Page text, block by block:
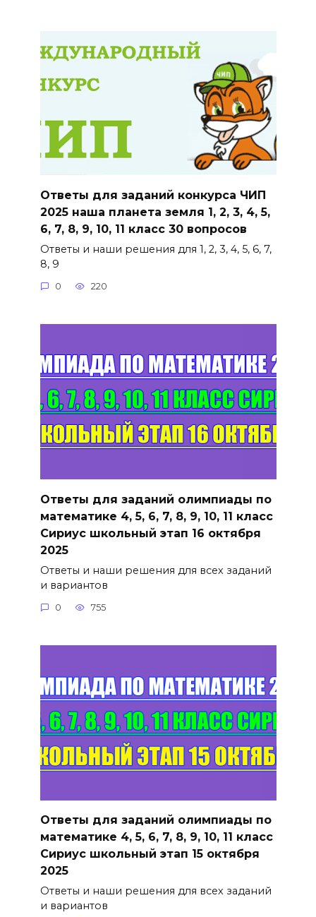
Ответы для заданий конкурса ЧИП
2025 наша планета земля 1, 2, 3, 4, 5,
6, 7, 8, 9, 10, 11 класс 30 вопросов
Ответы и наши решения для 1, 2, 3, 4, 5, 6, 7,
8, 9
0 220
Ответы для заданий олимпиады по
математике 4, 5, 6, 7, 8, 9, 10, 11 класс
Сириус школьный этап 16 октября
2025
Ответы и наши решения для всех заданий
и вариантов
0 755
Ответы для заданий олимпиады по
математике 4, 5, 6, 7, 8, 9, 10, 11 класс
Сириус школьный этап 15 октября
2025
Ответы и наши решения для всех заданий
и вариантов